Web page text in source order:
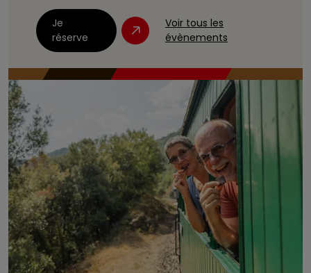
Je
réserve
Voir tous les
évènements